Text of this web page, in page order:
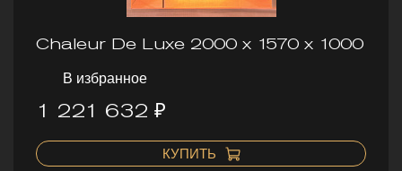
Chaleur De Luxe 2000 х 1570 х 1000
В избранное
1 221 632 ₽
КУПИТЬ